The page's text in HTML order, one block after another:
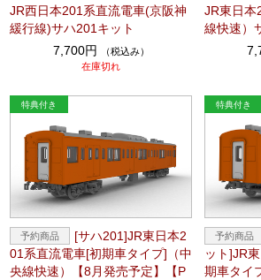
JR西日本201系直流電車(京阪神
緩行線)サハ201キット
7,700円
（税込み）
在庫切れ
JR東日本
線快速）
[サハ201]JR東日本2
01系直流電車[初期車タイプ]（中
央線快速）【8月発売予定】【P
ット]JR
期車タイ